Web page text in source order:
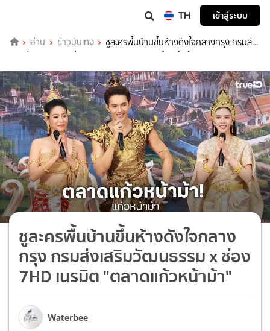
TH เข้าสู่ระบบ
อ่าน ข่าวบันเทิง
ชูละครพื้นบ้านขึ้นห้างดังใจกลางกรุง กรมส่ง
เสริมวัฒนธรรม x ช่อง 7HD เนรมิต "ตลาดแก้วหน้าม้า"
ชูละครพื้นบ้านขึ้นห้างดังใจกลาง
กรุง กรมส่งเสริมวัฒนธรรม x ช่อง
7HD เนรมิต "ตลาดแก้วหน้าม้า"
Waterbee